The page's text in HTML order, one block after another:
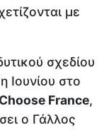
με
σχεδίου
Ιουνίου στο
Choose France,
ο Γάλλος